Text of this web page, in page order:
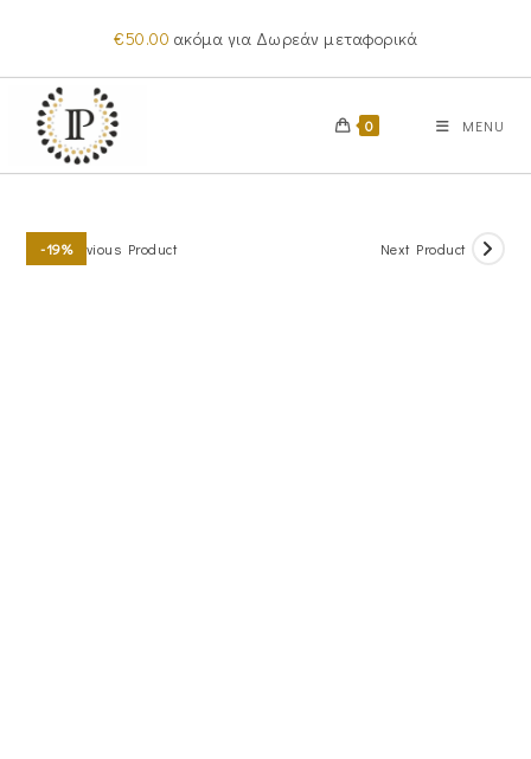
content
€50.00 ακόμα για Δωρεάν μεταφορικά
0 MENU
-19%Previous Product Next Product